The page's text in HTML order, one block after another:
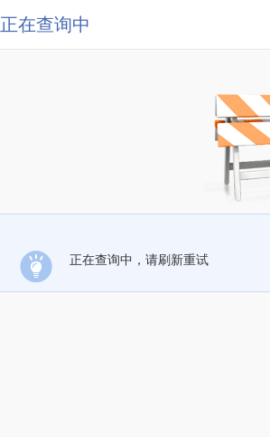
正在查询中
正在查询中，请刷新重试